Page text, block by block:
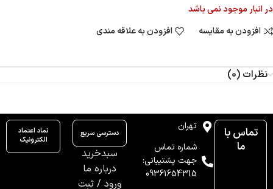
در انبار موجود نمی باشد
افزودن به مقایسه
افزودن به علاقه مندی
نظرات (0)
تماس با
ما
تهران
شماره تماس
جهت پشتیبانی:
09361654315
دسترسی سریع
سبدخرید
درباره ما
ورود / ثبت
نماد اعتماد
الکترونیک